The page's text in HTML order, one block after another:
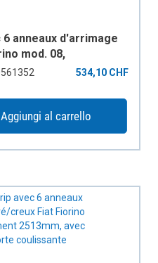
anneaux d'arrimage
mod. 08,
cloison
534,10 CHF
Aggiungi al carrello